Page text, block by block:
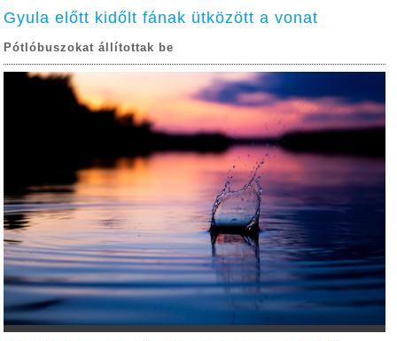
Gyula előtt kidőlt fának ütközött a vonat
Pótlóbuszokat állítottak be